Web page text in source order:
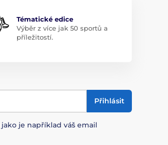
Tématické edice
Výběr z více jak 50 sportů a
příležitostí.
Přihlásit
jako je například váš email